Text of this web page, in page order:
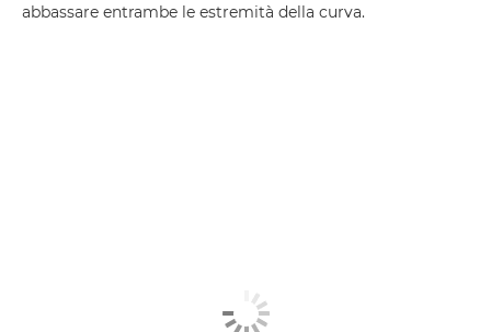
abbassare entrambe le estremità della curva.